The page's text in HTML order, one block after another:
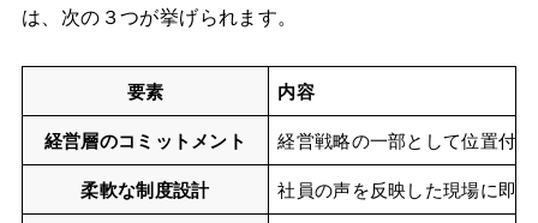
は、次の３つが挙げられます。
要素
内容
経営層のコミットメント
経営戦略の一部として位置付
柔軟な制度設計 社員の声を反映した現場に即